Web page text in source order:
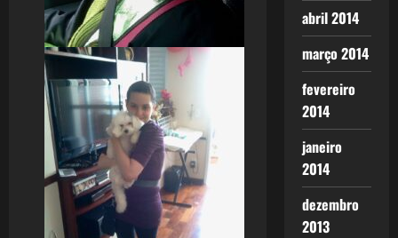
abril 2014
março 2014
fevereiro
2014
janeiro
2014
dezembro
2013